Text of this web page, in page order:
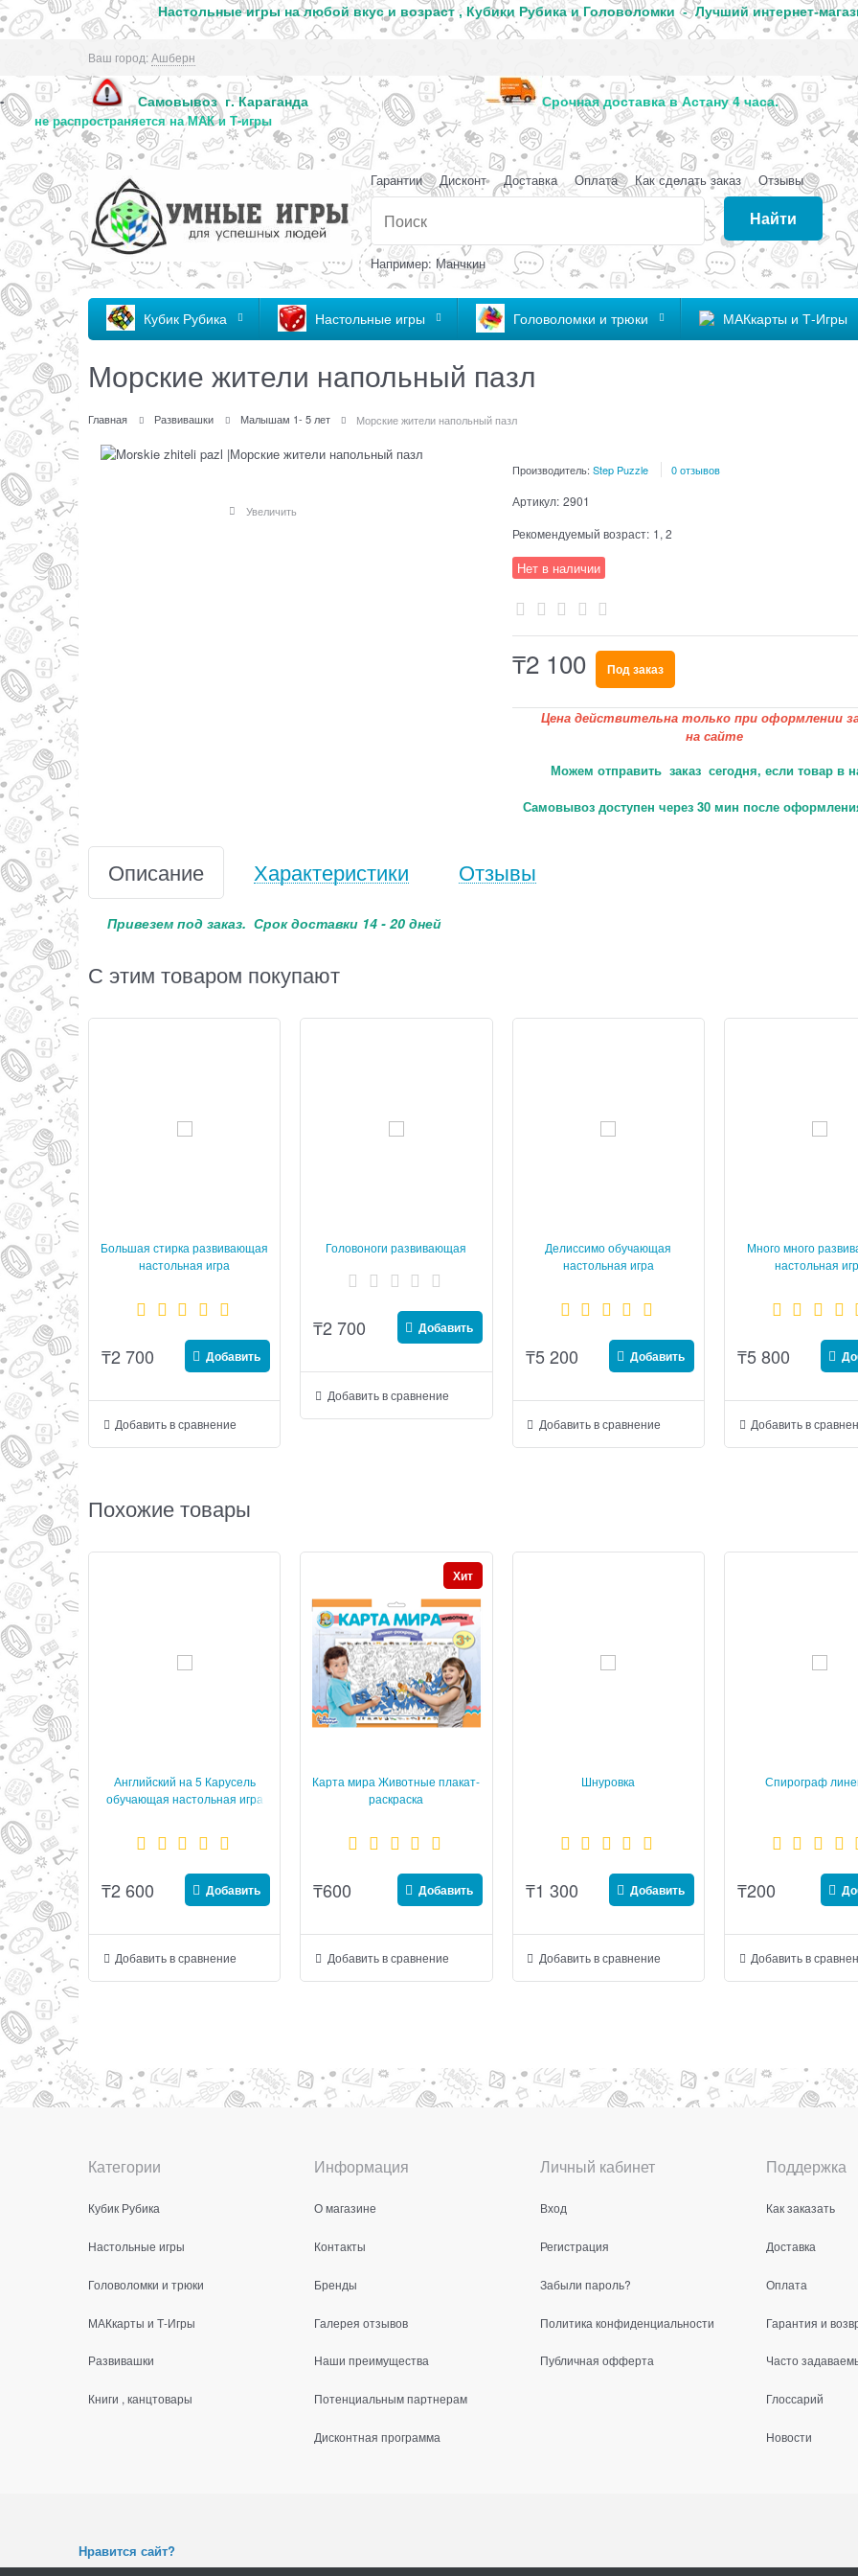
Настольные игры на любой вкус и возраст , Кубики Рубика и Головоломки - Лучший интернет-
Ваш город:Ашберн
- Самовывоз г. Караганда Срочная доставка в Астану 4
не распространяется на МАК и Т-игры
Гарантии Дисконт Доставка Оплата Как сделать заказ Отзывы
Найти
Например: Манчкин
Кубик Рубика Настольные игры Головоломки и трюки МАКкарты и Т-Игры
Морские жители напольный пазл
Главная Развивашки Малышам 1- 5 лет Морские жители напольный пазл
Увеличить
Производитель: Step Puzzle 0 отзывов
Артикул: 2901
Рекомендуемый возраст: 1, 2
Нет в наличии
₸2 100 Под заказ
Цена действительна только при оформлении
на сайте
Можем отправить заказ сегодня, если товар в
Самовывоз доступен через 30 мин после
Описание Характеристики Отзывы
Привезем под заказ. Срок доставки 14 - 20 дней
С этим товаром покупают
Большая стирка развивающая
настольная игра
₸2 700 Добавить
Добавить в сравнение
Головоноги развивающая
₸2 700 Добавить
Добавить в сравнение
Делиссимо обучающая
настольная игра
₸5 200 Добавить
Добавить в сравнение
Много много
настольная
₸5 800
Добавить в
Похожие товары
Английский на 5 Карусель
обучающая настольная игра
₸2 600 Добавить
Добавить в сравнение
Карта мира Животные плакат-
раскраска
Хит
₸600 Добавить
Добавить в сравнение
Шнуровка
₸1 300 Добавить
Добавить в сравнение
Спирограф
₸200
Добавить в
Категории
Кубик Рубика
Настольные игры
Головоломки и трюки
МАКкарты и Т-Игры
Развивашки
Книги , канцтовары
Информация
О магазине
Контакты
Бренды
Галерея отзывов
Наши преимущества
Потенциальным партнерам
Дисконтная программа
Личный кабинет
Вход
Регистрация
Забыли пароль?
Политика конфиденциальности
Публичная офферта
Поддержка
Как заказать
Доставка
Оплата
Гарантия и
Часто
Глоссарий
Новости
Нравится сайт?